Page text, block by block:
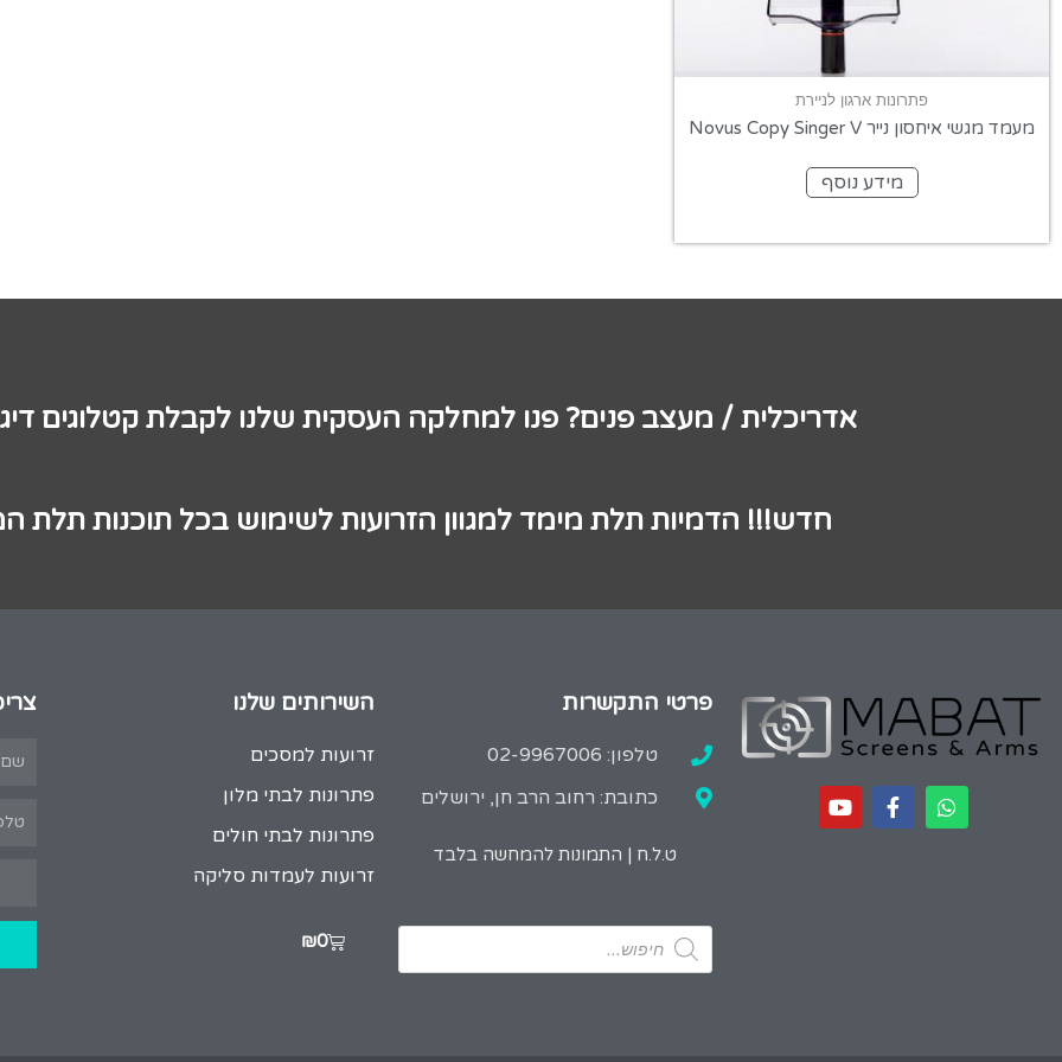
פתרונות ארגון לניירת
מעמד מגשי איחסון נייר Novus Copy Singer V
מידע נוסף
אדריכלית / מעצב פנים? פנו למחלקה העסקית שלנו לקבלת קטלוגים
חדש!!! הדמיות תלת מימד למגוון הזרועות לשימוש בכל תוכנות תלת
פרטי התקשרות
טלפון: 02-9967006
כתובת: רחוב הרב חן, ירושלים
ט.ל.ח | התמונות להמחשה בלבד
השירותים שלנו
זרועות למסכים
פתרונות לבתי מלון
פתרונות לבתי חולים
זרועות לעמדות סליקה
₪0